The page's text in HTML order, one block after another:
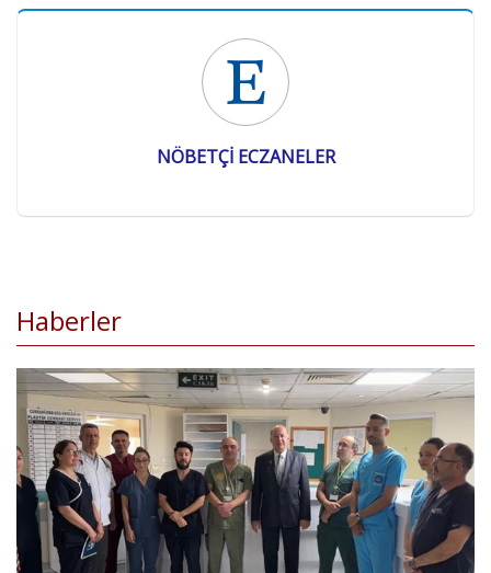
NÖBETÇİ ECZANELER
Haberler